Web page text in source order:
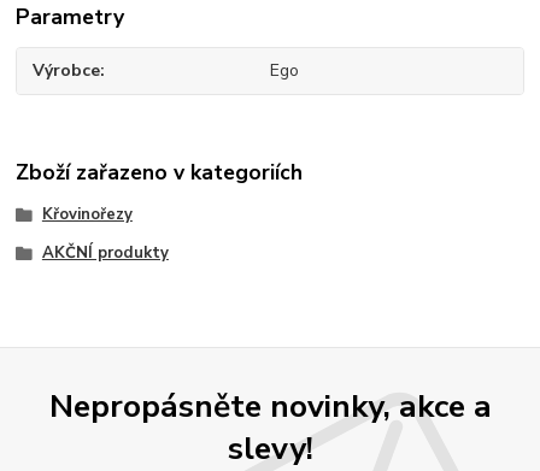
Parametry
Výrobce Ego
Zboží zařazeno v kategoriích
Křovinořezy
AKČNÍ produkty
Nepropásněte novinky, akce a
slevy!